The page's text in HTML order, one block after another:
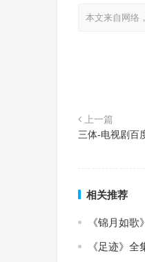
本文来自网络
上一篇
三体-电视剧百
相关推荐
《锦月如
《足迹》